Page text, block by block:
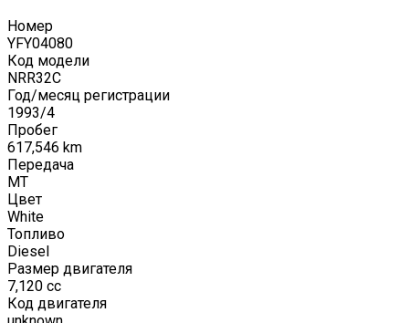
Номер
YFY04080
Код модели
NRR32C
Год/месяц регистрации
1993/4
Пробег
617,546 km
Передача
MT
Цвет
White
Топливо
Diesel
Размер двигателя
7,120 cc
Код двигателя